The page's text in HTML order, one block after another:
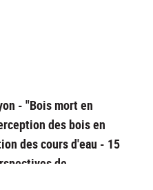
- "Bois mort en
des bois en
des cours d'eau - 15
de